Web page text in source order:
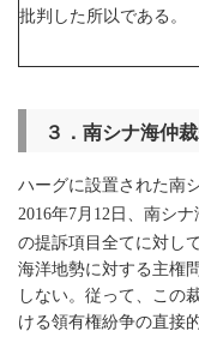
批判した所以である。
３．南シナ海仲
ハーグに設置された南
2016年7月 12日、南シナ
の提訴項目全てに対し
海洋地勢に対する主権
しない。従って、この
ける領有権紛争の直接